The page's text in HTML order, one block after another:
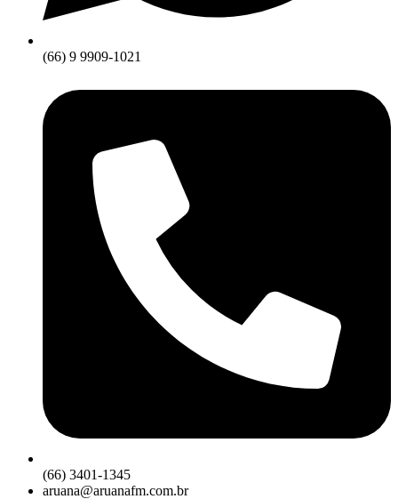
(66) 9 9909-1021
(66) 3401-1345
aruana@aruanafm.com.br